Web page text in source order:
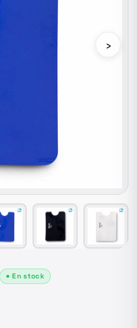
›
● En stock